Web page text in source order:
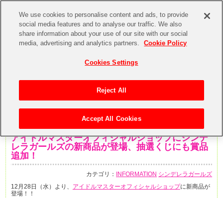
アイドルマスターオフィシャルショップにシンデ
レラガールズの新商品が登場、抽選くじにも賞品
追加！
カテゴリ： INFORMATION シンデレラガールズ
12月28日（水）より、 アイドルマスターオフィシャルショップに新商品が
登場！！
We use cookies to personalise content and ads, to provide
social media features and to analyse our traffic. We also
share information about your use of our site with our social
media, advertising and analytics partners.
Cookie Policy
Cookies Settings
Reject All
Accept All Cookies